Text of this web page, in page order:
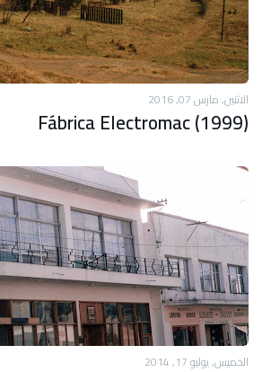
الاثنين, مارس 07, 2016
Fábrica Electromac (1999)
الخميس, يوليو 17, 2014